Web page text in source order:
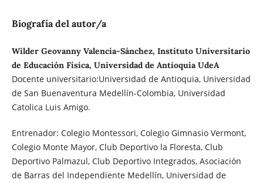
Biografía del autor/a
Wilder Geovanny Valencia-Sánchez, Instituto Universitario
de Educación Física, Universidad de Antioquia UdeA
Docente universitario:Universidad de Antioquia, Universidad
de San Buenaventura Medellín-Colombia, Universidad
Catolica Luis Amigo.
Entrenador: Colegio Montessori, Colegio Gimnasio Vermont,
Colegio Monte Mayor, Club Deportivo la Floresta, Club
Deportivo Palmazul, Club Deportivo Integrados, Asociación
de Barras del Independiente Medellín, Universidad de